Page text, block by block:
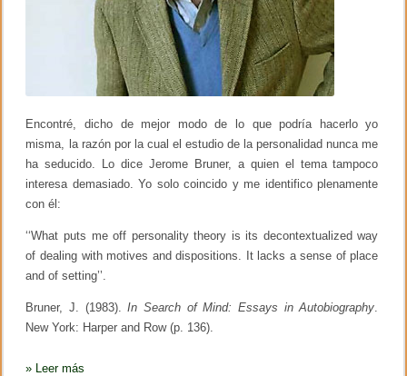
Encontré, dicho de mejor modo de lo que podría hacerlo yo
misma, la razón por la cual el estudio de la personalidad nunca me
ha seducido. Lo dice Jerome Bruner, a quien el tema tampoco
interesa demasiado. Yo solo coincido y me identifico plenamente
con él:
‘‘What puts me off personality theory is its decontextualized way
of dealing with motives and dispositions. It lacks a sense of place
and of setting’’.
Bruner, J. (1983).In Search of Mind: Essays in Autobiography
New York: Harper and Row (p. 136).
» Leer más